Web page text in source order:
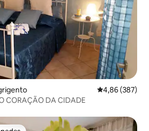
4,86 de uma
4,86 (387)
CORAÇÃO DA CIDADE